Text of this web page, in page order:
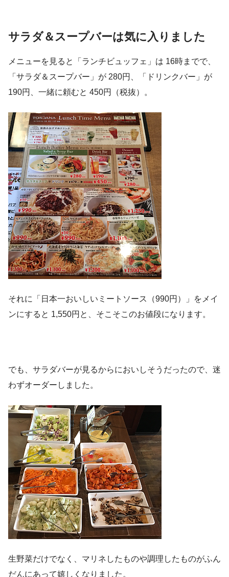
サラダ＆スープバーは気に入りました
メニューを見ると「ランチビュッフェ」は 16時までで、
「サラダ＆スープバー」が 280円、「ドリンクバー」が
190円、一緒に頼むと 450円（税抜）。
それに「日本一おいしいミートソース（990円）」をメイ
ンにすると 1,550円と、そこそこのお値段になります。
でも、サラダバーが見るからにおいしそうだったので、迷
わずオーダーしました。
生野菜だけでなく、マリネしたものや調理したものがふん
だんにあって嬉しくなりました。